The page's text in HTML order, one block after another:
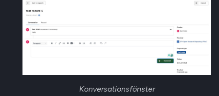
Konversationsfönster